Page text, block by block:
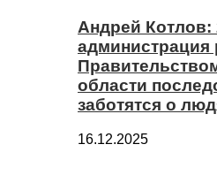
Андрей Котлов:
администрация
области
заботятся о
16.12.2025